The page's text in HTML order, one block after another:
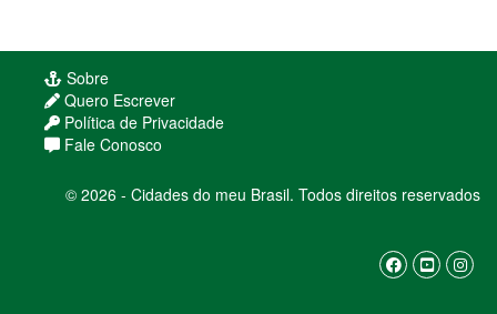
Sobre
Quero Escrever
Política de Privacidade
Fale Conosco
© 2026 - Cidades do meu Brasil. Todos direitos reservados